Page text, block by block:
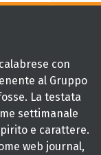
con
al Gruppo
La testata
settimanale
e carattere.
web journal,